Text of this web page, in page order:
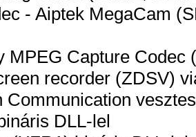
- Aiptek MegaCam
MPEG Capture Codec
recorder (ZDSV)
Communication
DLL-lel